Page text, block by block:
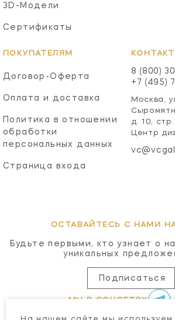
3D-Модели
Сертификаты
ПОКУПАТЕЛЯМ
Договор-Оферта
Оплата и доставка
Политика в отношении
обработки
персональных данных
Страница входа
8 (800)
+7 (495)
Москва,
д. 10, стр.
Центр
ОСТАВАЙТЕСЬ С НАМИ
Будьте первыми, кто узнает о
уникальных
Подписаться
МЫ В СОЦСЕТЯХ